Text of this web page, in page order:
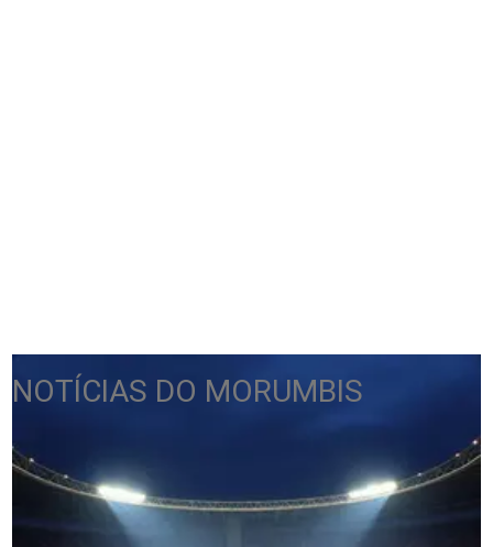
NOTÍCIAS DO MORUMBIS